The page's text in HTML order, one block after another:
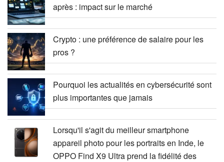
après : impact sur le marché
Crypto : une préférence de salaire pour les
pros ?
Pourquoi les actualités en cybersécurité sont
plus importantes que jamais
Lorsqu'il s'agit du meilleur smartphone
appareil photo pour les portraits en Inde, le
OPPO Find X9 Ultra prend la fidélité des